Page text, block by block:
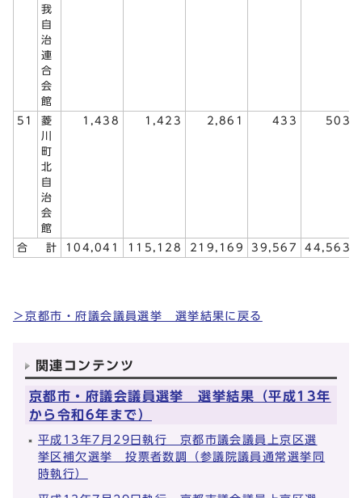
我
自
治
連
合
会
館
51
菱
川
町
北
自
治
会
館
1,438 1,423 2,861 433 503
合 計 104,041 115,128 219,169 39,567 44,563
＞京都市・府議会議員選挙 選挙結果に戻る
関連コンテンツ
京都市・府議会議員選挙 選挙結果（平成13年
から令和6年まで）
平成13年7月29日執行 京都市議会議員上京区選
挙区補欠選挙 投票者数調（参議院議員通常選挙同
時執行）